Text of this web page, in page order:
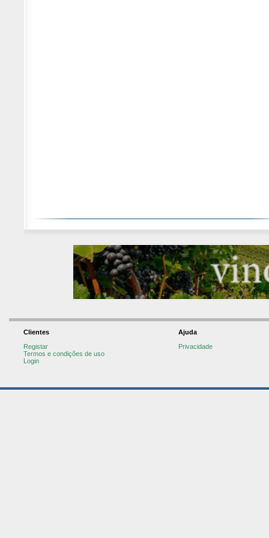
Clientes
Registar
Termos e condições de uso
Login
Ajuda
Privacidade